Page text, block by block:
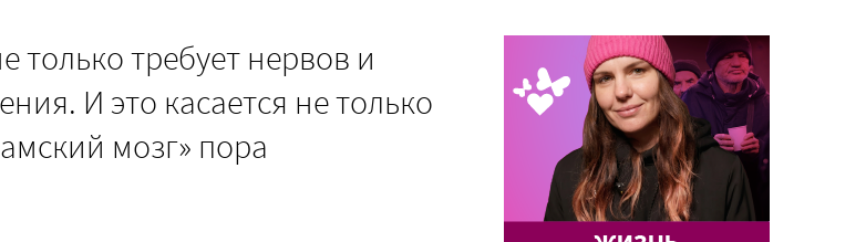
только требует нервов и
И это касается не только
мозг» пора